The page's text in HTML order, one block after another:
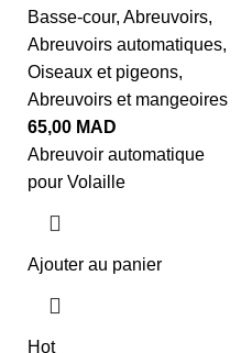
Basse-cour, Abreuvoirs,
Abreuvoirs automatiques,
Oiseaux et pigeons,
Abreuvoirs et mangeoires
65,00 MAD
Abreuvoir automatique
pour Volaille
Ajouter au panier
Hot